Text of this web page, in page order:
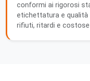
conformi ai rigorosi
etichettatura e qualità
rifiuti, ritardi e costose